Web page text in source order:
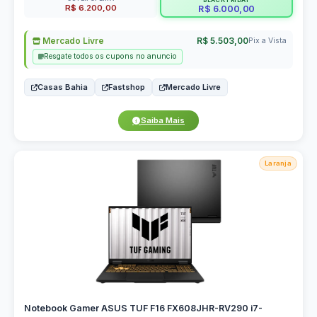
R$ 6.200,00 R$ 6.000,00
Mercado Livre R$ 5.503,00Pix a Vista
Resgate todos os cupons no anuncio
Casas Bahia Fastshop Mercado Livre
Saiba Mais
Laranja
Notebook Gamer ASUS TUF F16 FX608JHR-RV290 i7-